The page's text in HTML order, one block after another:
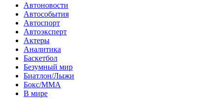
Автоновости
Автособытия
Автоспорт
Автоэксперт
Актеры
Аналитика
Баскетбол
Безумный мир
Биатлон/Лыжи
Бокс/MMA
В мире